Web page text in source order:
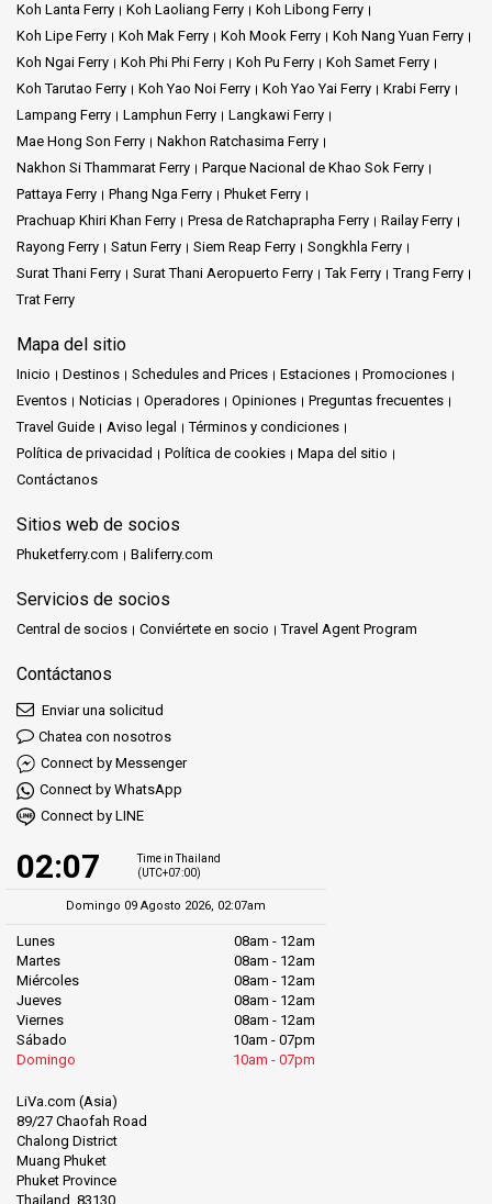
Koh Lanta Ferry
Koh Laoliang Ferry
Koh Libong Ferry
Koh Lipe Ferry
Koh Mak Ferry Koh Mook Ferry
Koh Nang Yuan Ferry
Koh Ngai Ferry
Koh Phi Phi Ferry Koh Pu Ferry
Koh Samet Ferry
Koh Tarutao Ferry
Koh Yao Noi Ferry Koh Yao Yai Ferry
Krabi Ferry
Lampang Ferry
Lamphun Ferry
Langkawi Ferry
Mae Hong Son Ferry
Nakhon Ratchasima Ferry
Nakhon Si Thammarat Ferry
Parque Nacional de Khao Sok Ferry
Pattaya Ferry
Phang Nga Ferry
Phuket Ferry
Prachuap Khiri Khan Ferry
Presa de Ratchaprapha Ferry
Railay Ferry
Rayong Ferry
Satun Ferry Siem Reap Ferry
Songkhla Ferry
Surat Thani Ferry
Surat Thani Aeropuerto Ferry Tak Ferry
Trang Ferry
Trat Ferry
Mapa del sitio
Inicio Destinos Schedules and Prices Estaciones
Promociones
Eventos
Noticias Operadores Opiniones
Preguntas frecuentes
Travel Guide
Aviso legal
Términos y condiciones
Política de privacidad
Política de cookies
Mapa del sitio
Contáctanos
Sitios web de socios
Phuketferry.com Baliferry.com
Servicios de socios
Central de socios Conviértete en socio Travel Agent Program
Contáctanos
Enviar una solicitud
Chatea con nosotros
Connect by Messenger
Connect by WhatsApp
Connect by LINE
02:07
Time in Thailand
(UTC+07:00)
Domingo 09 Agosto 2026, 02:07am
Lunes
08am - 12am
Martes
08am - 12am
Miércoles
08am - 12am
Jueves
08am - 12am
Viernes
08am - 12am
Sábado
10am - 07pm
Domingo
10am - 07pm
LiVa.com (Asia)
89/27 Chaofah Road
Chalong District
Muang Phuket
Phuket Province
Thailand, 83130